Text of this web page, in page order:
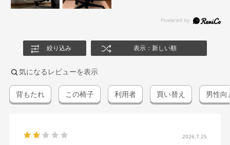
絞り込み 表示：新しい順
気になるレビューを表示
背もたれ この椅子 利用者 買い替え 男性向
2026.7.25